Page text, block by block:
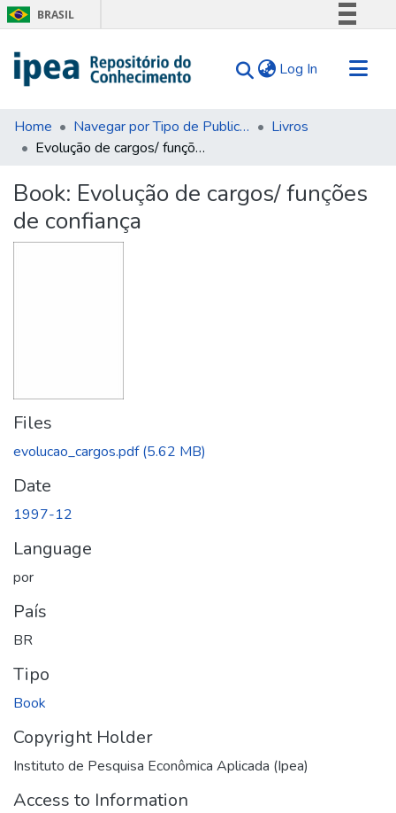
BRASIL
Comunica BR
Acesso à informação
Log In (current)
Communities & Collections
Search for
Statistics
Tips
Home Navegar por Tipo de Publicação
Livros
Evolução de cargos/ funções de confiança
Book: Evolução de cargos/ funções
de confiança
Files
evolucao_cargos.pdf(5.62 MB)
Date
1997-12
Language
por
País
BR
Tipo
Book
Copyright Holder
Instituto de Pesquisa Econômica Aplicada (Ipea)
Access to Information